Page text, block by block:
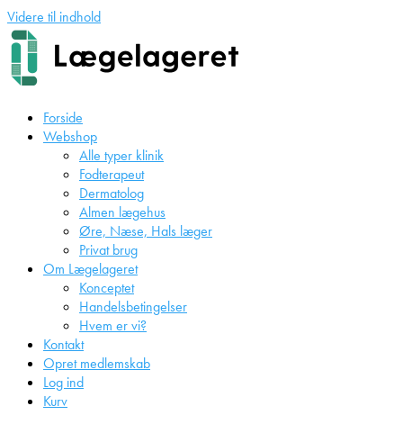
Videre til indhold
Forside
Webshop
Alle typer klinik
Fodterapeut
Dermatolog
Almen lægehus
Øre, Næse, Hals læger
Privat brug
Om Lægelageret
Konceptet
Handelsbetingelser
Hvem er vi?
Kontakt
Opret medlemskab
Log ind
Kurv